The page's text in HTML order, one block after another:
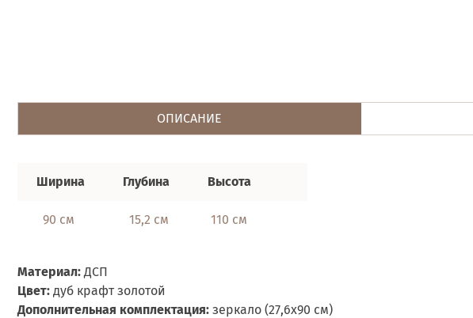
ОПИСАНИЕ
Ширина Глубина Высота
90 см 15,2 см 110 см
Материал:ДСП
Цвет: дуб крафт золотой
Дополнительная комплектация: зеркало (27,6х90 см)